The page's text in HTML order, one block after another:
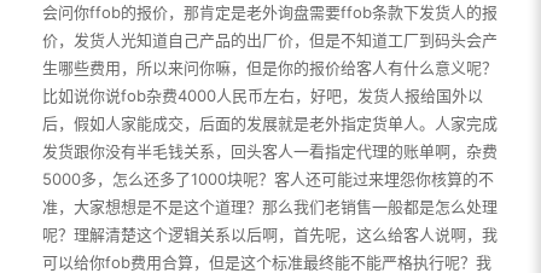
会问你ffob的报价，那肯定是老外询盘需要ffob条款下发货人的报
价，发货人光知道自己产品的出厂价，但是不知道工厂到码头会产
生哪些费用，所以来问你嘛，但是你的报价给客人有什么意义呢？
比如说你说fob杂费4000人民币左右，好吧，发货人报给国外以
后，假如人家能成交，后面的发展就是老外指定货单人。人家完成
发货跟你没有半毛钱关系，回头客人一看指定代理的账单啊，杂费
5000多，怎么还多了1000块呢？客人还可能过来埋怨你核算的不
准，大家想想是不是这个道理？那么我们老销售一般都是怎么处理
呢？理解清楚这个逻辑关系以后啊，首先呢，这么给客人说啊，我
可以给你fob费用合算，但是这个标准最终能不能严格执行呢？我